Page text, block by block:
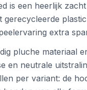
is een heerlijk
extra
pluche materiaal
en neutrale
per variant: de